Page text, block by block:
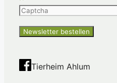
Please
the
shown
in
Tierheim Ahlum